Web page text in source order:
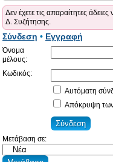
Δεν έχετε τις απαραίτητες
Δ. Συζήτησης.
Σύνδεση • Εγγραφή
Όνομα
μέλους:
Κωδικός:
Αυτόματη
Απόκρυψη των
Μετάβαση σε: